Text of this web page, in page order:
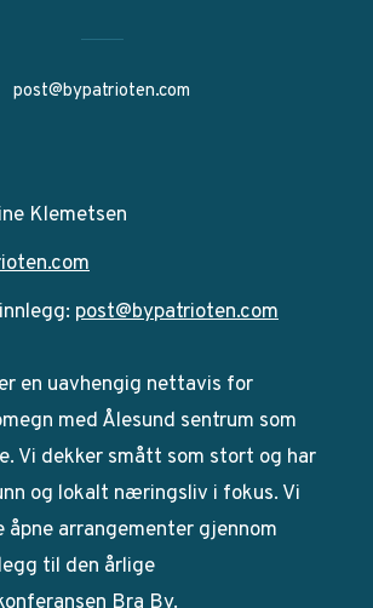
post@bypatrioten.com
Klemetsen
post@bypatrioten.com
en uavhengig nettavis for
med Ålesund sentrum som
Vi dekker smått som stort og har
og lokalt næringsliv i fokus. Vi
åpne arrangementer gjennom
til den årlige